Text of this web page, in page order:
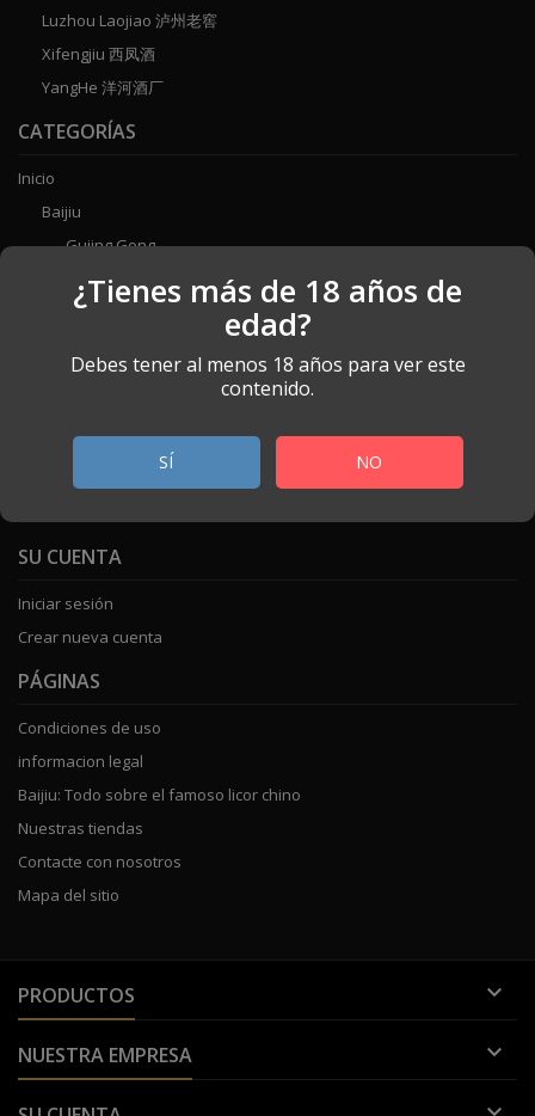
¿Tienes más de 18 años de
edad?
Debes tener al menos 18 años para ver este
contenido.
SÍ NO
Luzhou Laojiao 泸州老窖
Xifengjiu 西凤酒
YangHe 洋河酒厂
CATEGORÍAS
Inicio
Baijiu
Gujing Gong
Luzhou Laojiao
Fenjiu
TianZhiLan
Yanghe
HaiZhiLan
SU CUENTA
Iniciar sesión
Crear nueva cuenta
PÁGINAS
Condiciones de uso
informacion legal
Baijiu: Todo sobre el famoso licor chino
Nuestras tiendas
Contacte con nosotros
Mapa del sitio
PRODUCTOS 
NUESTRA EMPRESA 